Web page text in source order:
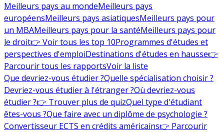
Meilleurs pays au mondeMeilleurs pays
européensMeilleurs pays asiatiquesMeilleurs pays pour
un MBAMeilleurs pays pour la santéMeilleurs pays pour
le droit👉 Voir tous les top 10Programmes d'études et
perspectives d'emploiDestinations d'études en hausse👉
Parcourir tous les rapportsVoir la liste
Que devriez-vous étudier ?Quelle spécialisation choisir ?
Devriez-vous étudier à l'étranger ?Où devriez-vous
étudier ?👉 Trouver plus de quizQuel type d'étudiant
êtes-vous ?Que faire avec un diplôme de psychologie ?
Convertisseur ECTS en crédits américains👉 Parcourir